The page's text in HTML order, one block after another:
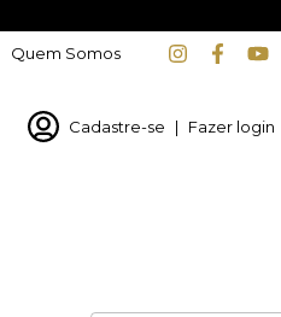
Quem Somos
Cadastre-se | Fazer login